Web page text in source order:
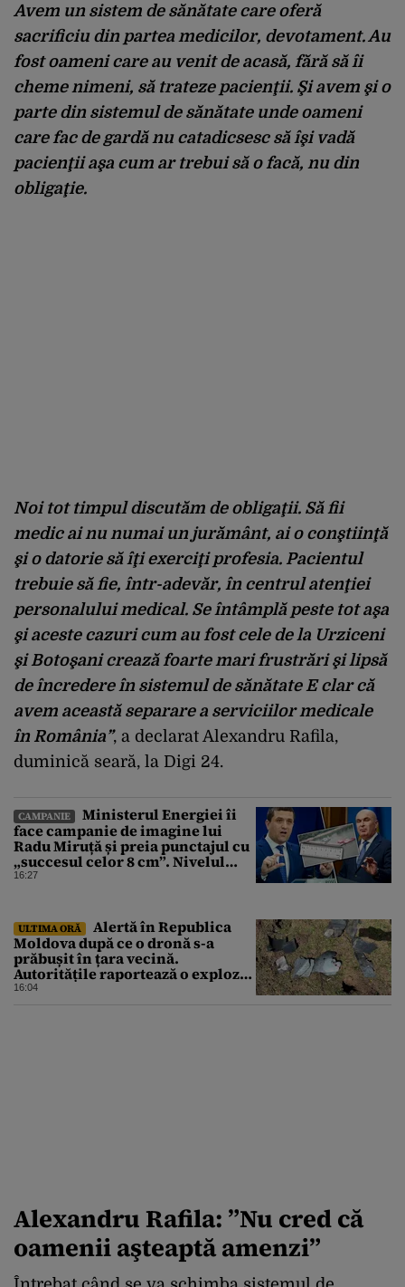
Avem un sistem de sănătate care oferă
sacrificiu din partea medicilor, devotament. Au
fost oameni care au venit de acasă, fără să îi
cheme nimeni, să trateze pacienţii. Şi avem şi o
parte din sistemul de sănătate unde oameni
care fac de gardă nu catadicsesc să îşi vadă
pacienţii aşa cum ar trebui să o facă, nu din
obligaţie.
Noi tot timpul discutăm de obligaţii. Să fii
medic ai nu numai un jurământ, ai o conştiinţă
şi o datorie să îţi exerciţi profesia. Pacientul
trebuie să fie, într-adevăr, în centrul atenţiei
personalului medical. Se întâmplă peste tot aşa
şi aceste cazuri cum au fost cele de la Urziceni
şi Botoşani crează foarte mari frustrări şi lipsă
de încredere în sistemul de sănătate E clar că
avem această separare a serviciilor medicale
în România”, a declarat Alexandru Rafila,
duminică seară, la Digi 24.
CAMPANIE
Ministerul Energiei îi
face campanie de imagine lui
Radu Miruță și preia punctajul cu
„succesul celor 8 cm”. Nivelul
Dunării a crescut cu 4 cm
16:27
ULTIMA ORĂ
Alertă în Republica
Moldova după ce o dronă s-a
prăbușit în țara vecină.
Autoritățile raportează o explozie
urmată de incendiu
16:04
Alexandru Rafila: ”Nu cred că
oamenii aşteaptă amenzi”